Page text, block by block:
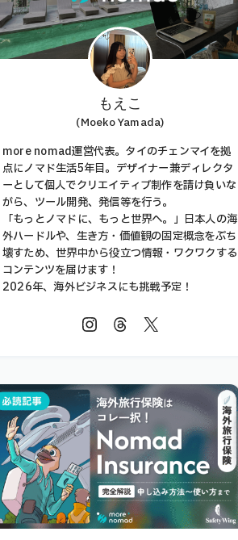
もえこ
(Moeko Yamada)
more nomad運営代表。タイのチェンマイを拠
点にノマド生活5年目。デザイナー兼ディレクタ
ーとして個人でクリエイティブ制作を請け負いな
がら、ツール開発、発信等を行う。
「もっとノマドに、もっと世界へ。」日本人の海
外ハードルや、生き方・価値観の固定概念をぶち
壊すため、世界中から役立つ情報・ワクワクする
コンテンツを届けます！
2026年、海外ビジネスにも挑戦予定！